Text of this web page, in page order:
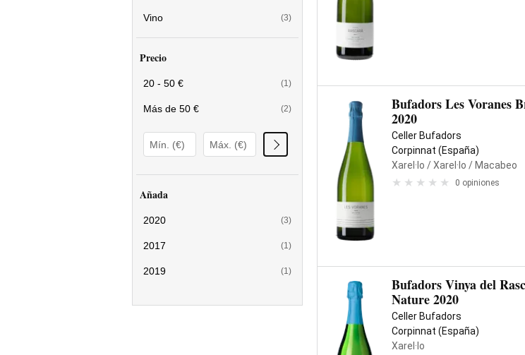
Vino (3)
Precio
20 - 50 € (1)
Más de 50 € (2)
Añada
2020 (3)
2017 (1)
2019 (1)
Bufadors Les Voranes
2020
Celler Bufadors
Corpinnat (España)
Xarel·lo / Xarel·lo / Macabeo
0 opiniones
Bufadors Vinya del
Nature 2020
Celler Bufadors
Corpinnat (España)
Xarel·lo